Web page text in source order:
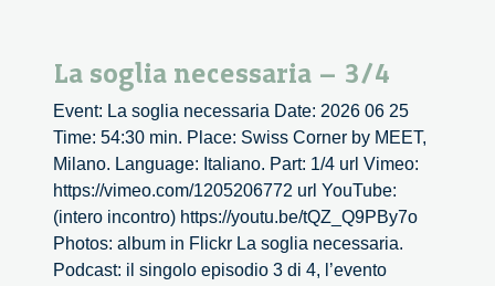
La soglia necessaria – 3/4
Event: La soglia necessaria Date: 2026 06 25
Time: 54:30 min. Place: Swiss Corner by MEET,
Milano. Language: Italiano. Part: 1/4 url Vimeo:
https://vimeo.com/1205206772 url YouTube:
(intero incontro) https://youtu.be/tQZ_Q9PBy7o
Photos: album in Flickr La soglia necessaria.
Podcast: il singolo episodio 3 di 4, l’evento